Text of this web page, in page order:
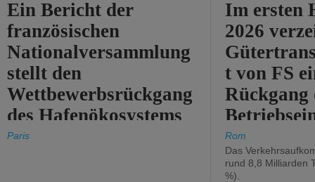
Ein Bericht der
französischen
Nationalversammlung
stellt den
Wettbewerbsrückgang
des Hafenökosystems
des Staates fest.
Paris
Im ersten
2026
t von FS
Rückgang
um 2,7 %.
Rom
Das
rund 8,8 Milliarden
%).